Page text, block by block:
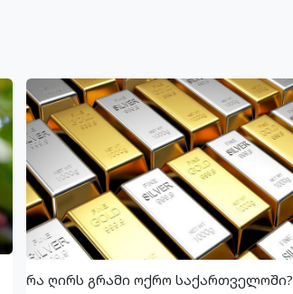
რა ღირს გრამი ოქრო საქართველოში?